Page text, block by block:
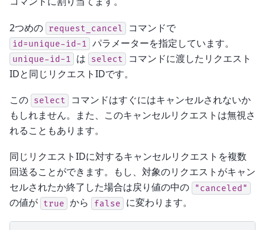
2つめの request_cancel コマンドで
id=unique-id-1 パラメーターを指定しています。
unique-id-1 は select
コマンドに渡したリクエスト
IDと同じリクエストIDです。
この select
コマンドはすぐにはキャンセルされないか
もしれません。また、このキャンセルリクエストは無視さ
れることもあります。
同じリクエストIDに対するキャンセルリクエストを複数
回送ることができます。もし、対象のリクエストがキャン
セルされたか終了した場合は戻り値の中の
"canceled"
の値が true から false に変わります。